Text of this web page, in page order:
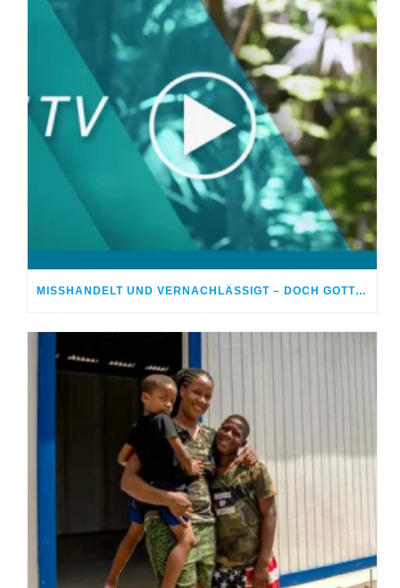
MISSHANDELT UND VERNACHLÄSSIGT – DOCH GOTT HEILTE MEINE WUNDEN